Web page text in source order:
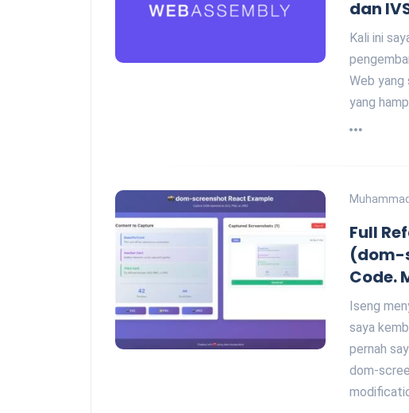
dan
Kali ini
Web yang
yang
Full
(dom-
Code.
Iseng
saya
pernah
dom-